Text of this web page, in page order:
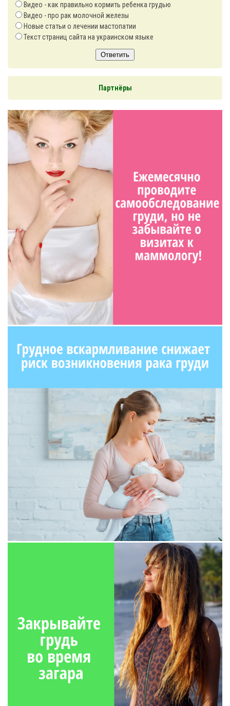
Видео - как правильно кормить ребенка грудью
Видео - про рак молочной железы
Новые статьи о лечении мастопатии
Текст страниц сайта на украинском языке
Ответить
Партнёры